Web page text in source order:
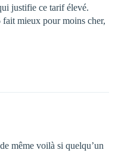
justifie ce tarif élevé.
fait mieux pour moins cher,
même voilà si quelqu’un